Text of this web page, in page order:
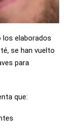
los elaborados
se han vuelto
para
que: